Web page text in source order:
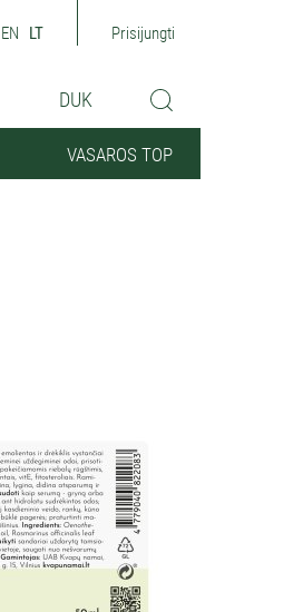
EN LT Prisijungti
DUK
VASAROS TOP